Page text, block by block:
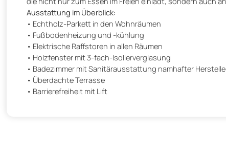
Ausstattung im Überblick:
• Echtholz-Parkett in den Wohnräumen
• Fußbodenheizung und -kühlung
• Elektrische Raffstoren in allen Räumen
• Holzfenster mit 3-fach-Isolierverglasung
• Badezimmer mit Sanitärausstattung namhafter
• Überdachte Terrasse
• Barrierefreiheit mit Lift